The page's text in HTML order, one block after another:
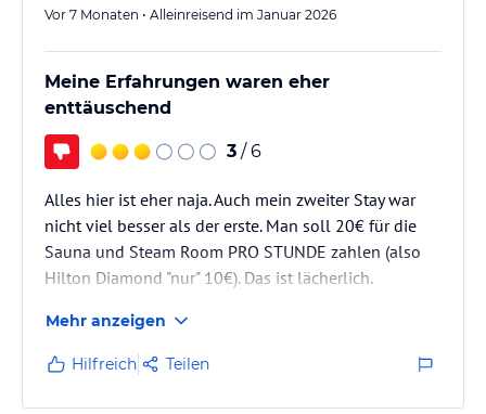
Verfasst von HolidayCheck mit Hilfe von KI. Alle
verbindlichenAngebotsdetailsdes jeweiligen Veranstalters.
Vor 7 Monaten • Alleinreisend im Januar 2026
Meine Erfahrungen waren eher
enttäuschend
3 / 6
Alles hier ist eher naja. Auch mein zweiter Stay war
nicht viel besser als der erste. Man soll 20€ für die
Sauna und Steam Room PRO STUNDE zahlen (also
Hilton Diamond "nur" 10€). Das ist lächerlich.
auf der Kreditkarte blockiert.
Mehr anzeigen
Hilfreich Teilen